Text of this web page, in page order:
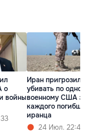
о
войны
Иран пригрозил
убивать по
военному США за
каждого
иранца
24 Июл. 22:48